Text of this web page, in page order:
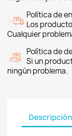
Política de
Los
Cualquier
Política de
Si un
ningún problema.
Descripción